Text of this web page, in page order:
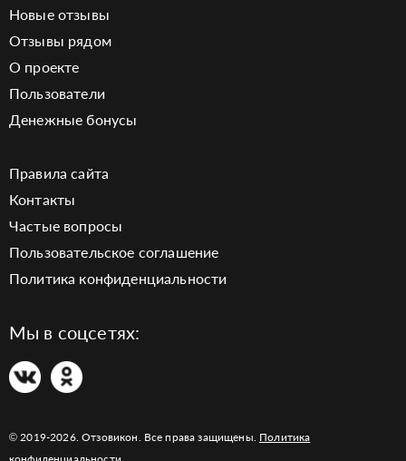
Новые отзывы
Отзывы рядом
О проекте
Пользователи
Денежные бонусы
Правила сайта
Контакты
Частые вопросы
Пользовательское соглашение
Политика конфиденциальности
Мы в соцсетях:
© 2019-2026. Отзовикон. Все права защищены. Политика